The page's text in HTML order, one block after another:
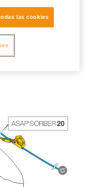
al trabajador más
a la cuerda.
las cookies